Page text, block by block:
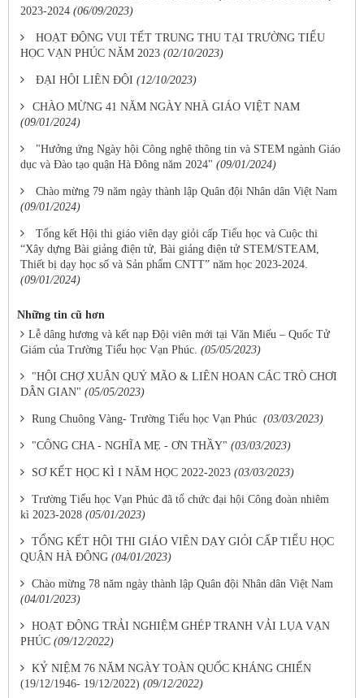
2023-2024 (06/09/2023)
HOẠT ĐỘNG VUI TẾT TRUNG THU TẠI TRƯỜNG TIỂU
HỌC VẠN PHÚC NĂM 2023 (02/10/2023)
ĐẠI HỘI LIÊN ĐỘI (12/10/2023)
​CHÀO MỪNG 41 NĂM NGÀY NHÀ GIÁO VIỆT NAM​
(09/01/2024)
"Hưởng ứng Ngày hội Công nghệ thông tin và STEM ngành Giáo
dục và Đào tạo quận Hà Đông năm 2024" (09/01/2024)
Chào mừng 79 năm ngày thành lập Quân đội Nhân dân Việt Nam
(09/01/2024)
Tổng kết Hội thi giáo viên dạy giỏi cấp Tiểu học và Cuộc thi
“Xây dựng Bài giảng điện tử, Bài giảng điện tử STEM/STEAM,
Thiết bị dạy học số và Sản phẩm CNTT” năm học 2023-2024.
(09/01/2024)
Những tin cũ hơn
​Lễ dâng hương và kết nạp Đội viên mới tại Văn Miếu – Quốc Tử
Giám của Trường Tiểu học Vạn Phúc. (05/05/2023)
"HỘI CHỢ XUÂN QUÝ MÃO & LIÊN HOAN CÁC TRÒ CHƠI
DÂN GIAN" (05/05/2023)
Rung Chuông Vàng- Trường Tiểu học Vạn Phúc (03/03/2023)
"CÔNG CHA - NGHĨA MẸ - ƠN THẦY" (03/03/2023)
SƠ KẾT HỌC KÌ I NĂM HỌC 2022-2023 (03/03/2023)
Trường Tiểu học Vạn Phúc đã tổ chức đại hội Công đoàn nhiêm
kì 2023-2028 (05/01/2023)
TỔNG KẾT HỘI THI GIÁO VIÊN DẠY GIỎI CẤP TIỂU HỌC
QUẬN HÀ ĐÔNG (04/01/2023)
Chào mừng 78 năm ngày thành lập Quân đội Nhân dân Việt Nam
(04/01/2023)
HOẠT ĐỘNG TRẢI NGHIỆM GHÉP TRANH VẢI LỤA VẠN
PHÚC (09/12/2022)
KỶ NIỆM 76 NĂM NGÀY TOÀN QUỐC KHÁNG CHIẾN
(19/12/1946- 19/12/2022) (09/12/2022)